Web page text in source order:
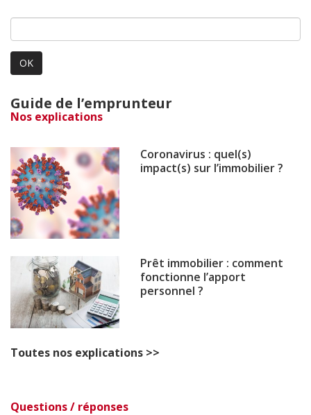
OK
Guide de l’emprunteur
Nos explications
Coronavirus : quel(s)
impact(s) sur l’immobilier ?
Prêt immobilier : comment
fonctionne l’apport
personnel ?
Toutes nos explications >>
Questions / réponses